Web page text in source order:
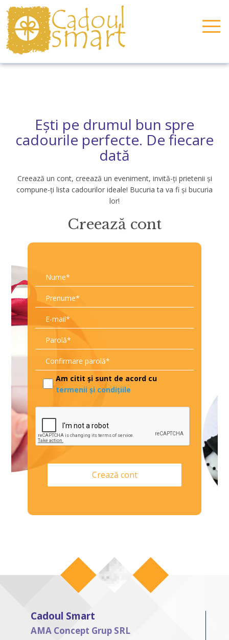
Ești pe drumul bun spre
cadourile perfecte. De fiecare
dată
Creează un cont, creează un eveniment, invită-ți prietenii și
compune-ți lista cadourilor ideale! Bucuria ta va fi și bucuria
lor!
Creează cont
Am citit și sunt de acord cu
termenii și condițiile
Crează cont
Cadoul Smart
AMA Concept Grup SRL